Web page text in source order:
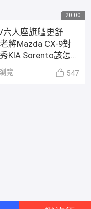
20:00
六人座旗艦更舒
將Mazda CX-9對
KIA Sorento該怎
｜8891汽車
覽 547